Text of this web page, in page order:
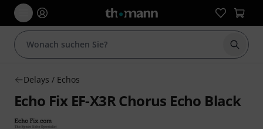
Suche
Delays / Echos
Echo Fix EF-X3R Chorus Echo Black